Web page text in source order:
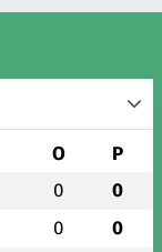
O P
0 0
0 0